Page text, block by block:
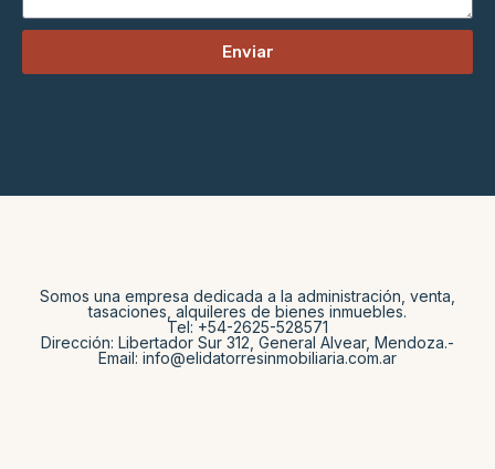
Enviar
Somos una empresa dedicada a la administración, venta,
tasaciones, alquileres de bienes inmuebles.
Tel: +54-2625-528571
Dirección: Libertador Sur 312, General Alvear, Mendoza.-
Email: info@elidatorresinmobiliaria.com.ar